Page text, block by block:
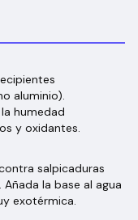
aluminio).
humedad
y oxidantes.
salpicaduras
la base al agua
exotérmica.